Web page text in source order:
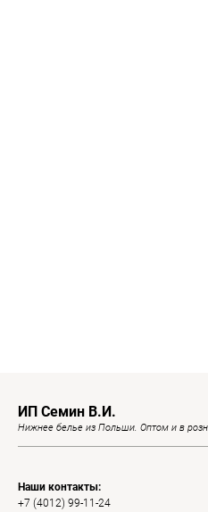
ИП Семин В.И.
Нижнее белье из Польши. Оптом и в
Наши контакты:
+7 (4012) 99-11-24